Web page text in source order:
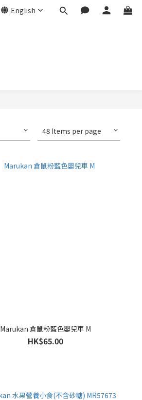
English
48 Items per page
Marukan 倉鼠粉藍色嬰兒車 M
HK$65.00